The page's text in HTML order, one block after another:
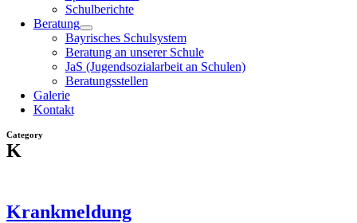
Schulberichte
Beratung
Bayrisches Schulsystem
Beratung an unserer Schule
JaS (Jugendsozialarbeit an Schulen)
Beratungsstellen
Galerie
Kontakt
Category
K
Krankmeldung